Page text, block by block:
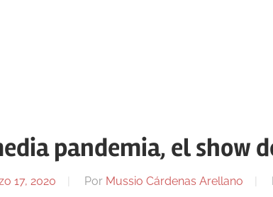
pandemia, el show
17, 2020 Por Mussio Cárdenas Arellano